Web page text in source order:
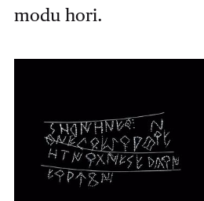
modu hori.